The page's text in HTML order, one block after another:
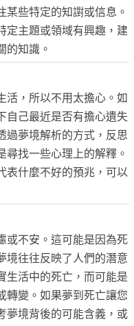
某些特定的知譵或信息。
定主題或領域有興趣，建
的知識。
活，所以不用太擔心。如
自己最近是否有擔心遺失
過夢境解析的方式，反思
尋找一些心理上的解釋。
表什麼不好的預兆，可以
或不安。這可能是因為死
境往往反映了人們的潛意
生活中的死亡，而可能是
轉變。如果夢到死亡讓您
夢境背後的可能含義，或